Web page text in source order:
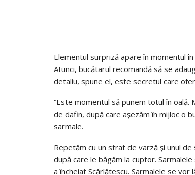
Elementul surpriză apare în momentul
Atunci, bucătarul recomandă să se
detaliu, spune el, este secretul care
“Este momentul să punem totul în
de dafin, după care aşezăm în mijloc o
sarmale.
Repetăm cu un strat de varză şi unul de
după care le băgăm la cuptor.
a încheiat Scărlătescu. Sarmalele se